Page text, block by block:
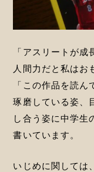
「アスリートが
人間力だと私はお
「この作品を読
琢磨している姿、
し合う姿に中学生
書いています。
いじめに関しては